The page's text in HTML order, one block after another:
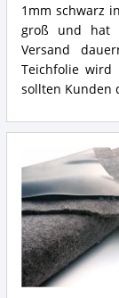
1mm schwarz
groß und hat
Versand
Teichfolie
sollten Kunden